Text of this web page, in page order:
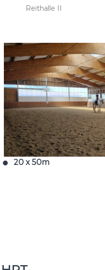
Reithalle II
20 x 50m